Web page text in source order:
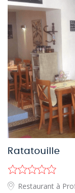
Ratatouille
Restaurant à